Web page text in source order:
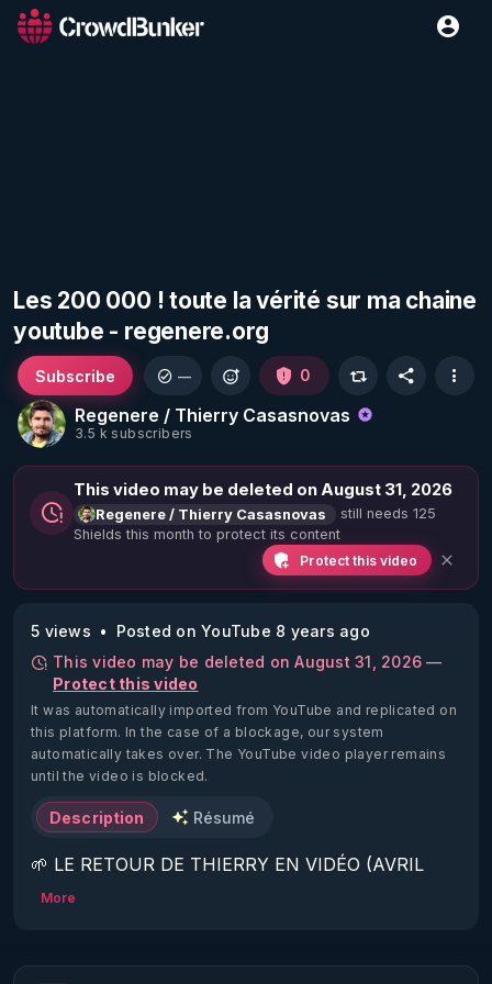
Les 200 000 ! toute la vérité sur ma chaine
youtube - regenere.org
Regenere / Thierry Casasnovas
3.5 k subscribers
Subscribe — 0
This video may be deleted on August 31, 2026
Regenere / Thierry Casasnovas
still needs 125
Shields this month to protect its content
Protect this video
5 views
Posted on YouTube 8 years ago
This video may be deleted on August 31, 2026 —
Protect this video
It was automatically imported from YouTube and replicated on
this platform. In the case of a blockage, our system
automatically takes over. The YouTube video player remains
until the video is blocked.
Description Résumé
🌱 LE RETOUR DE THIERRY EN VIDÉO (AVRIL
2022)!
https://www.rgnr.fr/presentation.html
More